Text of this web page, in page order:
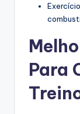
Para